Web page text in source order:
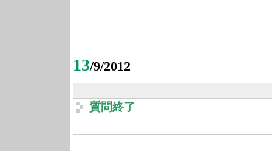
13/9/2012
質問終了